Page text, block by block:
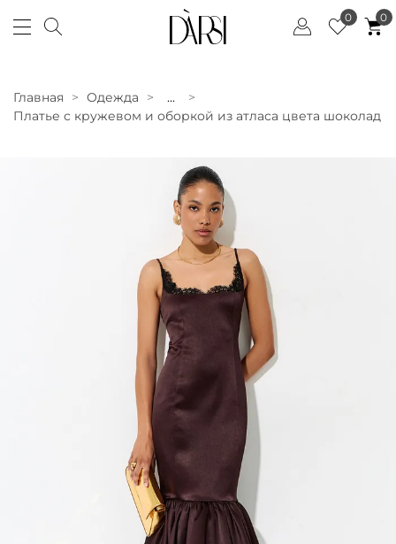
0 0
Главная Одежда
...
Платье с кружевом и оборкой из атласа цвета шоколад